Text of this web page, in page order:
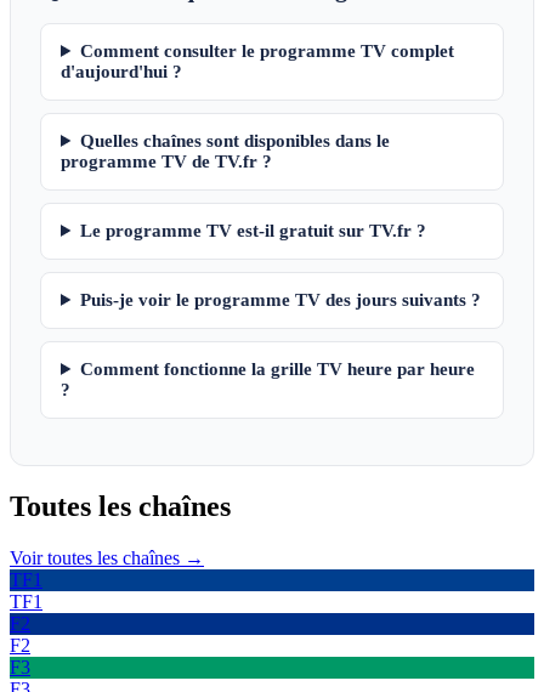
Comment consulter le programme TV complet
d'aujourd'hui ?
Quelles chaînes sont disponibles dans le
programme TV de TV.fr ?
Le programme TV est-il gratuit sur TV.fr ?
Puis-je voir le programme TV des jours suivants ?
Comment fonctionne la grille TV heure par heure
?
Toutes les chaînes
Voir toutes les chaînes →
TF1
TF1
F2
F2
F3